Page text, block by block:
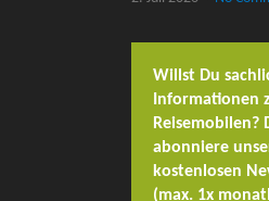
Willst Du
Informationen
Reisemobilen?
abonniere
kostenlosen
(max. 1x